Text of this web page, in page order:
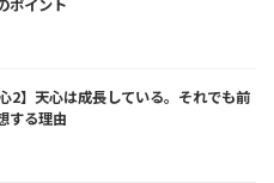
ポイント
2】天心は成長している。それでも前
する理由